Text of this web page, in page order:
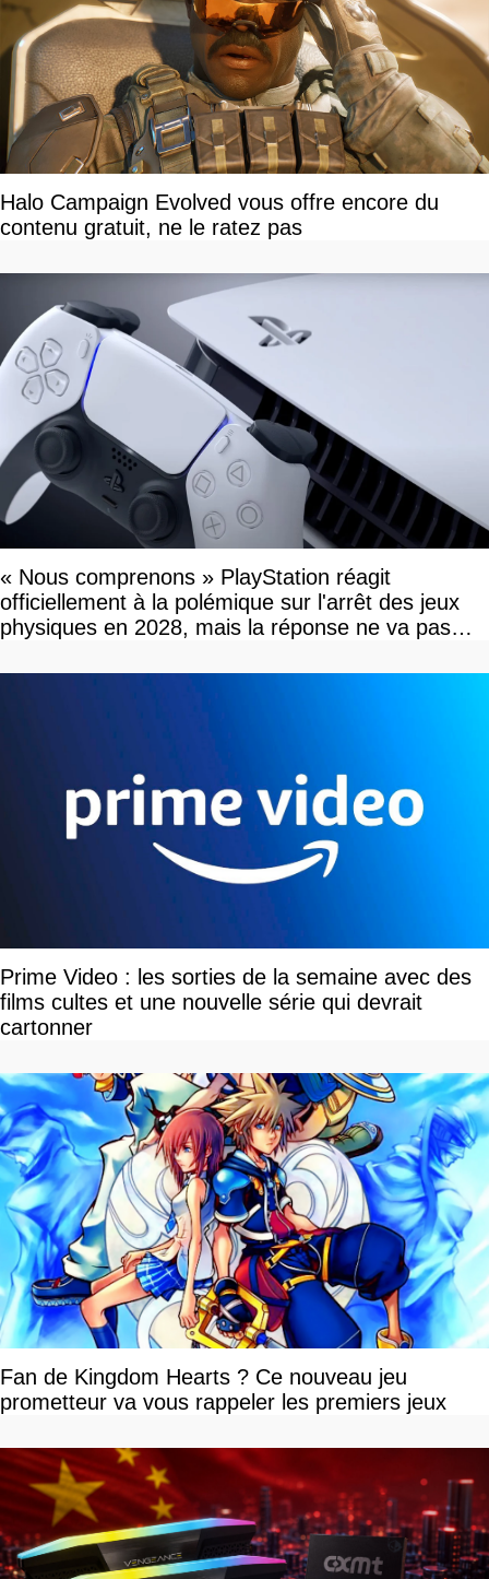
Halo Campaign Evolved vous offre encore du
contenu gratuit, ne le ratez pas
« Nous comprenons » PlayStation réagit
officiellement à la polémique sur l'arrêt des jeux
physiques en 2028, mais la réponse ne va pas
Prime Video : les sorties de la semaine avec des
films cultes et une nouvelle série qui devrait
cartonner
Fan de Kingdom Hearts ? Ce nouveau jeu
prometteur va vous rappeler les premiers jeux